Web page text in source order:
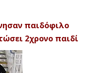
παιδόφιλο
2χρονο παιδί